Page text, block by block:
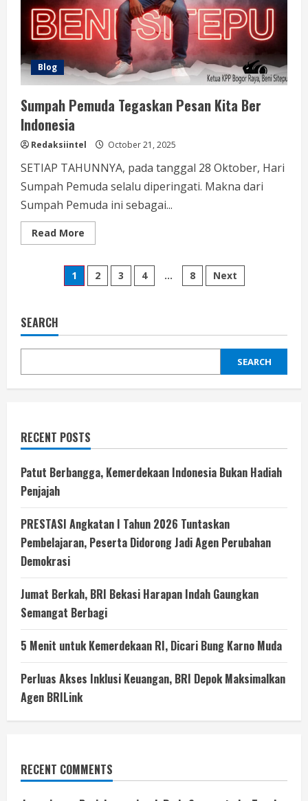
Blog
Sumpah Pemuda Tegaskan Pesan Kita Ber
Indonesia
Redaksiintel October 21, 2025
SETIAP TAHUNNYA, pada tanggal 28 Oktober, Hari
Sumpah Pemuda selalu diperingati. Makna dari
Sumpah Pemuda ini sebagai...
Read More
more
Pemuda
Tegaskan
Pesan
Posts
1 2 3 4 … 8 Next
SEARCH
SEARCH
RECENT POSTS
Patut Berbangga, Kemerdekaan Indonesia Bukan Hadiah
Penjajah
PRESTASI Angkatan I Tahun 2026 Tuntaskan
Pembelajaran, Peserta Didorong Jadi Agen Perubahan
Demokrasi
Jumat Berkah, BRI Bekasi Harapan Indah Gaungkan
Semangat Berbagi
5 Menit untuk Kemerdekaan RI, Dicari Bung Karno Muda
Perluas Akses Inklusi Keuangan, BRI Depok Maksimalkan
Agen BRILink
RECENT COMMENTS